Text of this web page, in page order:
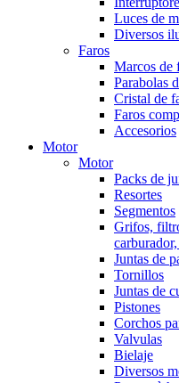
Luces de
Diversos
Faros
Marcos de
Parabolas
Cristal de
Faros
Accesorios
Motor
Motor
Packs de
Resortes
Segmentos
Grifos,
Juntas de
Tornillos
Juntas de
Pistones
Corchos
Valvulas
Bielaje
Diversos